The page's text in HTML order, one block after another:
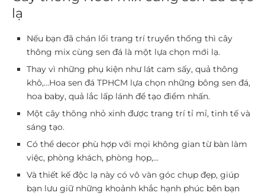
lạ
Nếu bạn đã chán lối trang trí truyền thống thì cây
thông mix cùng sen đá là một lựa chọn mới lạ.
Thay vì những phụ kiện như lát cam sấy, quả thông
khô,…Hoa sen đá TPHCM lựa chọn những bông sen đá,
hoa baby, quả lắc lấp lánh để tạo điểm nhấn.
Một cây thông nhỏ xinh được trang trí tỉ mỉ, tinh tế và
sáng tạo.
Có thể decor phù hợp với mọi không gian từ bàn làm
việc, phòng khách, phòng họp,…
Và thiết kế độc lạ này có vô vàn góc chụp đẹp, giúp
bạn lưu giữ những khoảnh khắc hạnh phúc bên bạn